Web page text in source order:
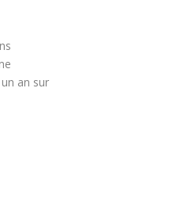
an sur